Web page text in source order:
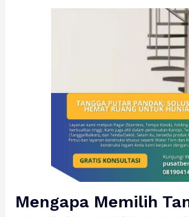
Mengapa Memilih